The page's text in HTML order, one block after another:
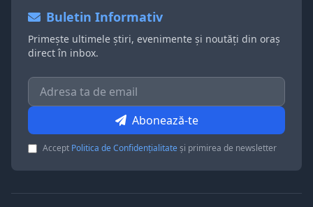
Buletin Informativ
Primește ultimele știri, evenimente și noutăți din oraș
direct în inbox.
Abonează-te
Accept Politica de Confidențialitateși primirea de newsletter